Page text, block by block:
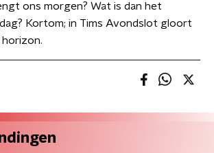
ons morgen? Wat is dan het
Kortom; in Tims Avondslot gloort
horizon.